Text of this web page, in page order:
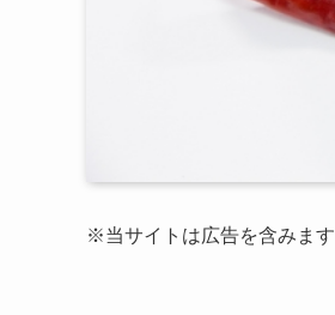
※当サイトは広告を含みます